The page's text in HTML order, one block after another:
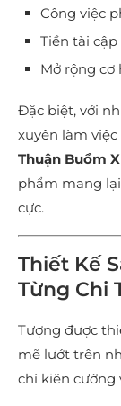
Công việc
Tiền tài cập
Mở rộng cơ
Đặc biệt, với
xuyên làm
Thuận Buồm
phẩm mang
cực.
Thiết Kế
Từng Chi
Tượng được
mẽ lướt trên
chí kiên cường